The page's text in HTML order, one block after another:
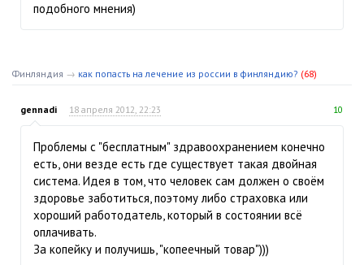
подобного мнения)
Финляндия → как попасть на лечение из россии в финляндию? (68)
gennadi 18 апреля 2012, 22:23 10
Проблемы с "бесплатным" здравоохранением конечно
есть, они везде есть где существует такая двойная
система. Идея в том, что человек сам должен о своём
здоровье заботиться, поэтому либо страховка или
хороший работодатель, который в состоянии всё
оплачивать.
За копейку и получишь, "копеечный товар")))